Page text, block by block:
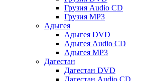
Грузия Audio CD
Грузия MP3
Адыгея
Адыгея DVD
Адыгея Audio CD
Адыгея MP3
Дагестан
Дагестан DVD
Дагестан Audio CD